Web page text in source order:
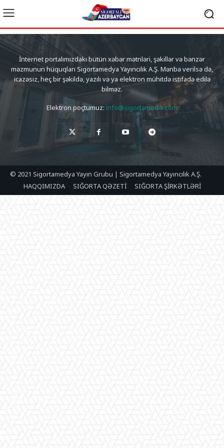
İnternet portalımızdakı bütün xəbər mətnləri, şəkillər və bənzər
məzmunun hüquqları Sigortamedya Yayıncılık A.Ş. Mənbə verilsə də,
icazəsiz, heç bir şəkildə, yazılı və ya elektron mühitdə istifadə edilə
bilməz.
Elektron poçtumuz: info@sigortamedia.com
© 2021 Sigortamedya Yayın Grubu | Sigortamedya Yayıncılık A.Ş.
HAQQIMIZDA
SIĞORTA QƏZETİ SIĞORTA ŞİRKƏTLƏRİ